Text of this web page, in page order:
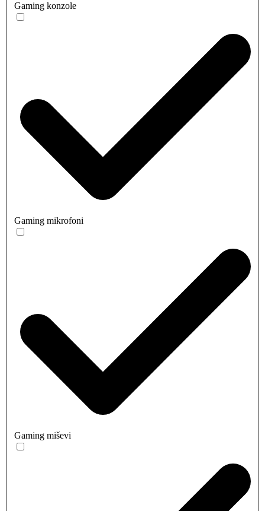
Gaming konzole
Gaming mikrofoni
Gaming miševi